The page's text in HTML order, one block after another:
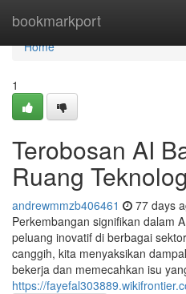
bookmarkport
Home
Home
1
Terobosan AI
Ruang
andrewmmzb406461 77 days
Perkembangan signifikan dalam
peluang inovatif di berbagai
canggih, kita menyaksikan
bekerja dan memecahkan isu
https://